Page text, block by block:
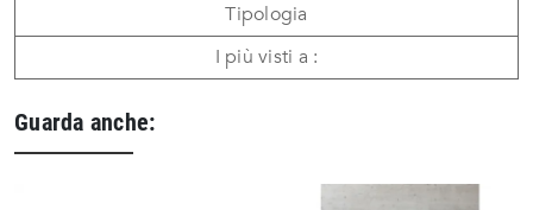
Tipologia
I più visti a :
Guarda anche: